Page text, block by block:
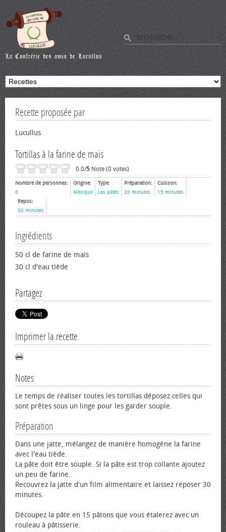
Recette proposée par
Lucullus
Tortillas à la farine de maïs
0.0/5 Note (0 votes)
Nombre de personnes:
6
Origine:
Mexique
Type:
Les pâtes
Préparation:
20 minutes
Cuisson:
15 minutes
Repos:
30 minutes
Ingrédients
50 cl de farine de maïs
30 cl d'eau tiède
Partagez
Imprimer la recette
Notes
Le temps de réaliser toutes les tortillas déposez celles qui
sont prêtes sous un linge pour les garder souple.
Préparation
Dans une jatte, mélangez de manière homogène la farine
avec l'eau tiède.
La pâte doit être souple. Si la pâte est trop collante ajoutez
un peu de farine.
Recouvrez la jatte d'un film alimentaire et laissez reposer 30
minutes.
Découpez la pâte en 15 pâtons que vous étalerez avec un
rouleau à pâtisserie.